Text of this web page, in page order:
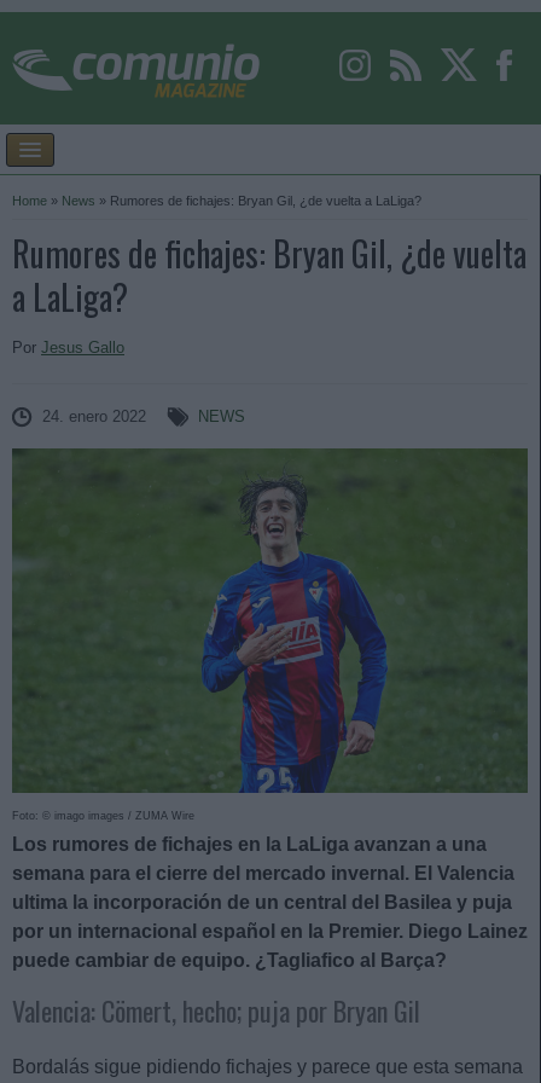
Home » News » Rumores de fichajes: Bryan Gil, ¿de vuelta a LaLiga?
Rumores de fichajes: Bryan Gil, ¿de vuelta
a LaLiga?
Por Jesus Gallo
24. enero 2022 NEWS
Foto: © imago images / ZUMA Wire
Los rumores de fichajes en la LaLiga avanzan a una
semana para el cierre del mercado invernal. El Valencia
ultima la incorporación de un central del Basilea y puja
por un internacional español en la Premier. Diego Lainez
puede cambiar de equipo. ¿Tagliafico al Barça?
Valencia: Cömert, hecho; puja por Bryan Gil
Bordalás sigue pidiendo fichajes y parece que esta semana